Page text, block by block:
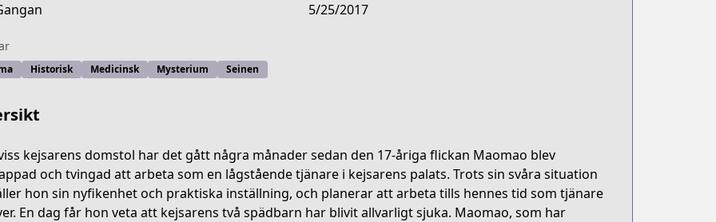
4f05-8462-7b2083ff9a6c
5/25/2017
Historisk Medicinsk Mysterium Seinen
kejsarens domstol har det gått några månader sedan den 17-åriga flickan Maomao blev
och tvingad att arbeta som en lågstående tjänare i kejsarens palats. Trots sin svåra situation
hon sin nyfikenhet och praktiska inställning, och planerar att arbeta tills hennes tid som tjänare
En dag får hon veta att kejsarens två spädbarn har blivit allvarligt sjuka. Maomao, som har